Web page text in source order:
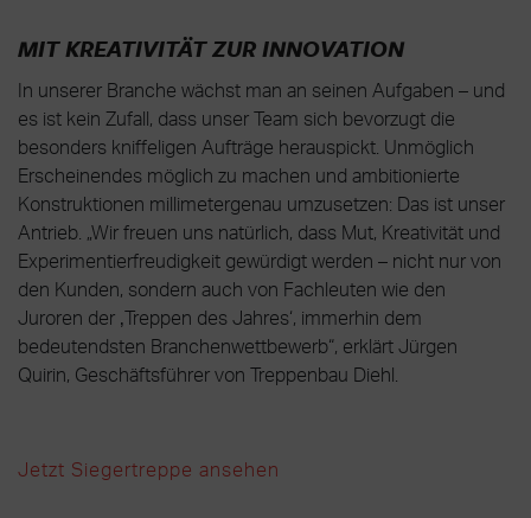
MIT KREATIVITÄT ZUR INNOVATION
In unserer Branche wächst man an seinen Aufgaben – und
es ist kein Zufall, dass unser Team sich bevorzugt die
besonders kniffeligen Aufträge herauspickt. Unmöglich
Erscheinendes möglich zu machen und ambitionierte
Konstruktionen millimetergenau umzusetzen: Das ist unser
Antrieb. „Wir freuen uns natürlich, dass Mut, Kreativität und
Experimentierfreudigkeit gewürdigt werden – nicht nur von
den Kunden, sondern auch von Fachleuten wie den
Juroren der ‚Treppen des Jahres‘, immerhin dem
bedeutendsten Branchenwettbewerb“, erklärt Jürgen
Quirin, Geschäftsführer von Treppenbau Diehl.
Jetzt Siegertreppe ansehen